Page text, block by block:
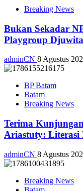
Breaking News
Bukan Sekadar
Playgroup
adminCN 8 Agustus
BP Batam
Batam
Breaking News
Terima
Ariastuty: Literasi
adminCN 8 Agustus
Breaking News